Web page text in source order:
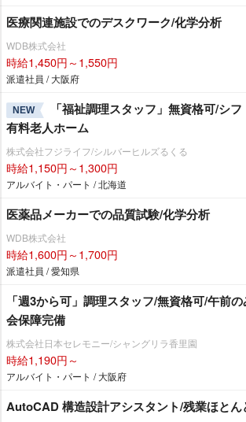
医療関連施設でのデスクワーク/化学分析
WDB株式会社
時給1,450円～1,550円
派遣社員 / 大阪府
NEW
「福祉調理スタッフ」無資格可/シ
有料老人ホーム
株式会社フジライフ/シルバーヒルズるくる
時給1,150円～1,300円
アルバイト・パート / 北海道
医薬品メーカーでの品質試験/化学分析
WDB株式会社
時給1,600円～1,700円
派遣社員 / 愛知県
「週3から可」調理スタッフ/無資格可/午前
会保障完備
株式会社日本セレモニー/シャングリラ香里園
時給1,190円～
アルバイト・パート / 大阪府
AutoCAD 構造設計アシスタント/残業ほとん